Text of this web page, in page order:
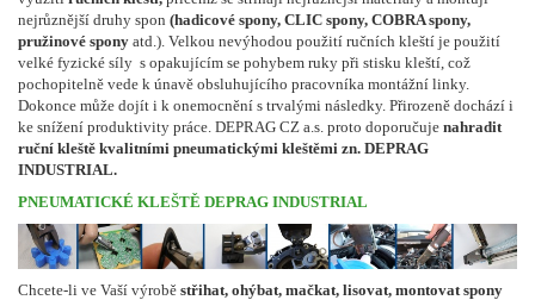
nejrůznější druhy spon (hadicové spony, CLIC spony, COBRA spony,
pružinové spony atd.). Velkou nevýhodou použití ručních kleští je použití
velké fyzické síly s opakujícím se pohybem ruky při stisku kleští, což
pochopitelně vede k únavě obsluhujícího pracovníka montážní linky.
Dokonce může dojít i k onemocnění s trvalými následky. Přirozeně dochází i
ke snížení produktivity práce. DEPRAG CZ a.s. proto doporučuje nahradit
ruční kleště kvalitními pneumatickými kleštěmi zn. DEPRAG
INDUSTRIAL.
PNEUMATICKÉ KLEŠTĚ DEPRAG INDUSTRIAL
Chcete-li ve Vaší výrobě střihat, ohýbat, mačkat, lisovat, montovat spony